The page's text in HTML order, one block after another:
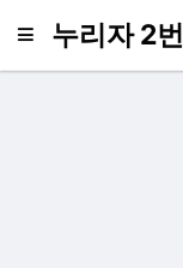
누리자 2번